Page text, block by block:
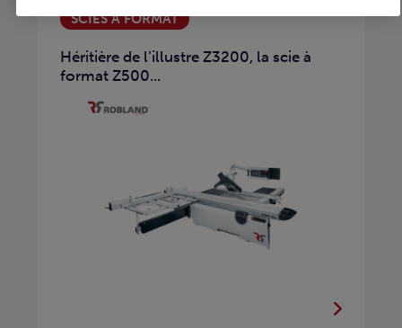
SCIES À FORMAT
Héritière de l’illustre Z3200, la scie à
format Z500...